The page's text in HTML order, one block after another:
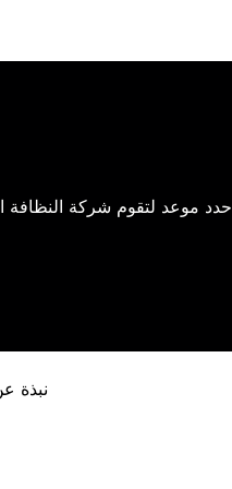
حدد موعد لتقوم شركة النظافة
نبذة